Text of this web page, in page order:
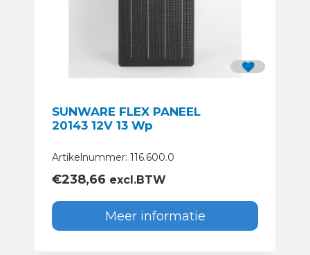
SUNWARE FLEX PANEEL
20143 12V 13 Wp
Artikelnummer: 116.600.0
€238,66 excl.BTW
Meer informatie